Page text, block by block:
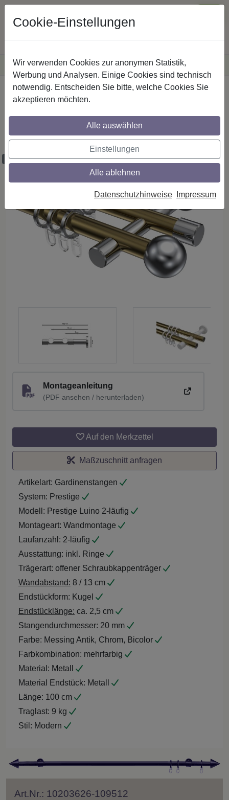
VersandkostenfreieLieferung innerhalb Deutschlands
Sichere Zahlung
Startseite Gardinenstangen Metall
2-läufig, Modell PRESTIGE - Luino
Messing Antik / Chrom
Maßzuschnitt möglich
Montageanleitung
(PDF ansehen / herunterladen)
Auf den Merkzettel
Maßzuschnitt anfragen
Artikelart: Gardinenstangen
System: Prestige
Modell: Prestige Luino 2-läufig
Montageart: Wandmontage
Laufanzahl: 2-läufig
Ausstattung: inkl. Ringe
Trägerart: offener Schraubkappenträger
Wandabstand: 8 / 13 cm
Endstückform: Kugel
Endstücklänge: ca. 2,5 cm
Stangendurchmesser: 20 mm
Farbe: Messing Antik, Chrom, Bicolor
Farbkombination: mehrfarbig
Material: Metall
Material Endstück: Metall
Länge: 100 cm
Traglast: 9 kg
Stil: Modern
Art.Nr.: 10203626-109512
Cookie-Einstellungen
Wir verwenden Cookies zur anonymen Statistik,
Werbung und Analysen. Einige Cookies sind technisch
notwendig. Entscheiden Sie bitte, welche Cookies Sie
akzeptieren möchten.
Alle auswählen
Einstellungen
Alle ablehnen
Datenschutzhinweise Impressum